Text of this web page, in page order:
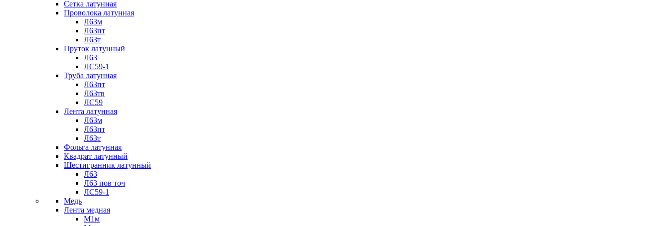
Сетка латунная
Проволока латунная
Л63м
Л63пт
Л63т
Пруток латунный
Л63
ЛС59-1
Труба латунная
Л63пт
Л63тв
ЛС59
Лента латунная
Л63м
Л63пт
Л63т
Фольга латунная
Квадрат латунный
Шестигранник латунный
Л63
Л63 пов точ
ЛС59-1
Медь
Лента медная
М1м